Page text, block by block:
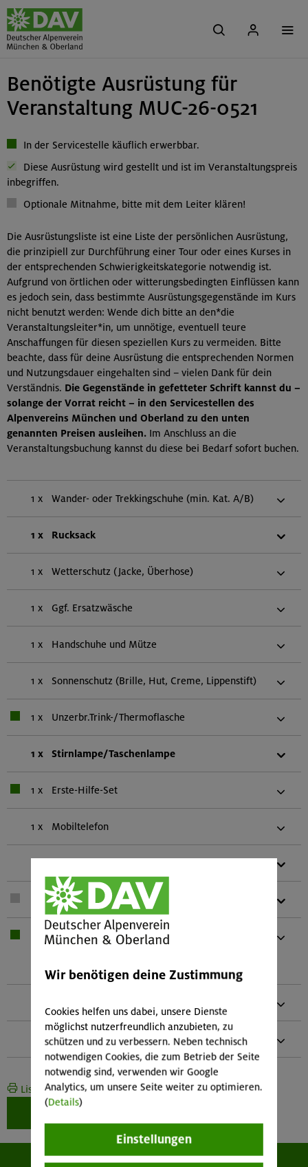
Benötigte Ausrüstung für
Veranstaltung MUC-26-0521
In der Servicestelle käuflich erwerbbar.
Diese Ausrüstung wird gestellt und ist im Veranstaltungspreis
inbegriffen.
Optionale Mitnahme, bitte mit dem Leiter klären!
Die Ausrüstungsliste ist eine Liste der persönlichen Ausrüstung,
die prinzipiell zur Durchführung einer Tour oder eines Kurses in
der entsprechenden Schwierigkeitskategorie notwendig ist.
Aufgrund von örtlichen oder witterungsbedingten Einflüssen kann
es jedoch sein, dass bestimmte Ausrüstungsgegenstände im Kurs
nicht benutzt werden: Wende dich bitte an den*die
Veranstaltungsleiter*in, um unnötige, eventuell teure
Anschaffungen für diesen speziellen Kurs zu vermeiden. Bitte
beachte, dass für deine Ausrüstung die entsprechenden Normen
und Nutzungsdauer eingehalten sind – vielen Dank für dein
Verständnis. Die Gegenstände in gefetteter Schrift kannst du –
solange der Vorrat reicht – in den Servicestellen des
Alpenvereins München und Oberland zu den unten
genannten Preisen ausleihen. Im Anschluss an die
Veranstaltungsbuchung kannst du diese bei Bedarf sofort buchen.
1 x Wander- oder Trekkingschuhe (min. Kat. A/B)
1 x Rucksack
1 x Wetterschutz (Jacke, Überhose)
1 x Ggf. Ersatzwäsche
1 x Handschuhe und Mütze
1 x Sonnenschutz (Brille, Hut, Creme, Lippenstift)
1 x Unzerbr.Trink-/Thermoflasche
1 x Stirnlampe/Taschenlampe
1 x Erste-Hilfe-Set
1 x Mobiltelefon
Teleskopstöcke
Bei Übernachtung: Hüttenschlafsack,
Taschenmesser und Schneidebrettchen
Liste drucken
Wir benötigen deine Zustimmung
Cookies helfen uns dabei, unsere Dienste
möglichst nutzerfreundlich anzubieten, zu
schützen und zu verbessern. Neben technisch
notwendigen Cookies, die zum Betrieb der Seite
notwendig sind, verwenden wir Google
Analytics, um unsere Seite weiter zu optimieren.
(Details)
Einstellungen